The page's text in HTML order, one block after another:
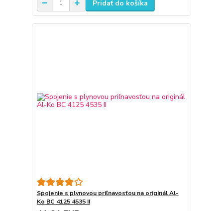
Pridať do košíka
Spojenie s plynovou priľnavosťou na originál Al-
Ko BC 4125 4535 II